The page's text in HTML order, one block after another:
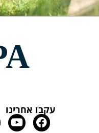
עקבו אחרינו